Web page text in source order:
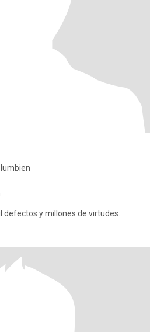
defectos y millones de virtudes.